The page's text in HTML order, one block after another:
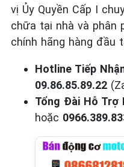
vị Ủy Quyền Cấp I
chữa tại nhà và phân
chính hãng hàng đầu
Hotline Tiếp
09.86.85.89.22
Tổng Đài Hỗ Trợ
hoặc